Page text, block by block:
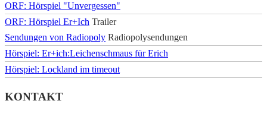
ORF: Hörspiel "Unvergessen"
ORF: Hörspiel Er+Ich Trailer
Sendungen von Radiopoly Radiopolysendungen
Hörspiel: Er+ich:Leichenschmaus für Erich
Hörspiel: Lockland im timeout
KONTAKT